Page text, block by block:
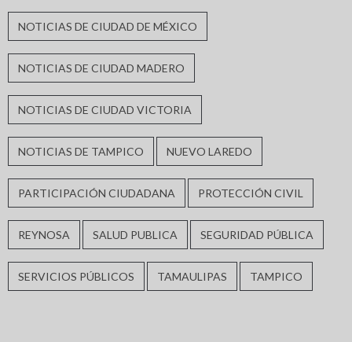
NOTICIAS DE CIUDAD DE MÉXICO
NOTICIAS DE CIUDAD MADERO
NOTICIAS DE CIUDAD VICTORIA
NOTICIAS DE TAMPICO NUEVO LAREDO
PARTICIPACIÓN CIUDADANA PROTECCIÓN CIVIL
REYNOSA SALUD PUBLICA SEGURIDAD PÚBLICA
SERVICIOS PÚBLICOS TAMAULIPAS TAMPICO